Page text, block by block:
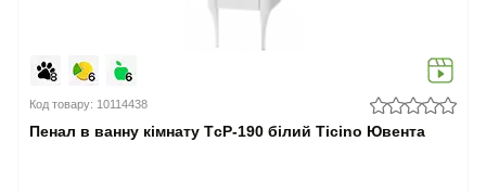
Код товару: 10114438
Пенал в ванну кімнату TсP-190 білий Ticino Ювента